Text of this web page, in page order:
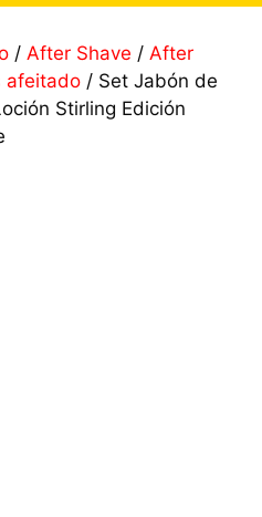
/ After Shave / After
afeitado / Set Jabón de
Stirling Edición